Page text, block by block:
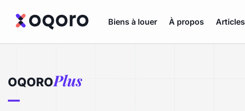
Biens à louer À propos Articles
OQOROPlus